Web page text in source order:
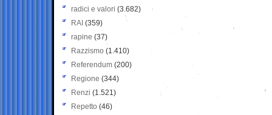
radici e valori (3.682)
RAI (359)
rapine (37)
Razzismo (1.410)
Referendum (200)
Regione (344)
Renzi (1.521)
Repetto (46)